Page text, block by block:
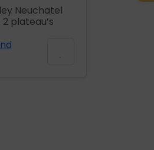
Neuchatel
plateau’s